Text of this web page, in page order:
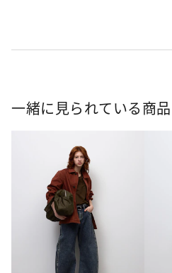
一緒に見られている商品